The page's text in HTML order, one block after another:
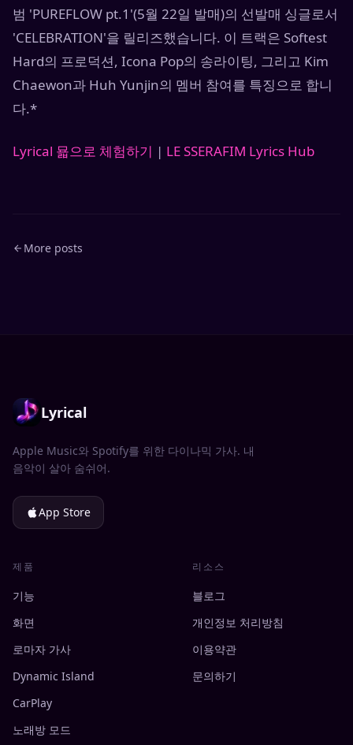
범 'PUREFLOW pt.1'(5월 22일 발매)의 선발매 싱글로서
'CELEBRATION'을 릴리즈했습니다. 이 트랙은 Softest
Hard의 프로덕션, Icona Pop의 송라이팅, 그리고 Kim
Chaewon과 Huh Yunjin의 멤버 참여를 특징으로 합니
다.*
Lyrical 묣으로 체험하기 | LE SSERAFIM Lyrics Hub
More posts
Lyrical
Apple Music와 Spotify를 위한 다이나믹 가사. 내
음악이 살아 숨쉬어.
App Store
제품
기능
화면
로마자 가사
Dynamic Island
CarPlay
노래방 모드
리소스
블로그
개인정보 처리방침
이용약관
문의하기